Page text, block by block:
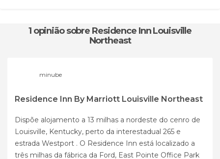
1 opiniãosobre Residence Inn Louisville
Northeast
minube
Residence Inn By Marriott Louisville Northeast
Dispõe alojamento a 13 milhas a nordeste do cenro de
Louisville, Kentucky, perto da interestadual 265 e
estrada Westport . O Residence Inn está localizado a
três milhas da fábrica da Ford, East Pointe Office Park